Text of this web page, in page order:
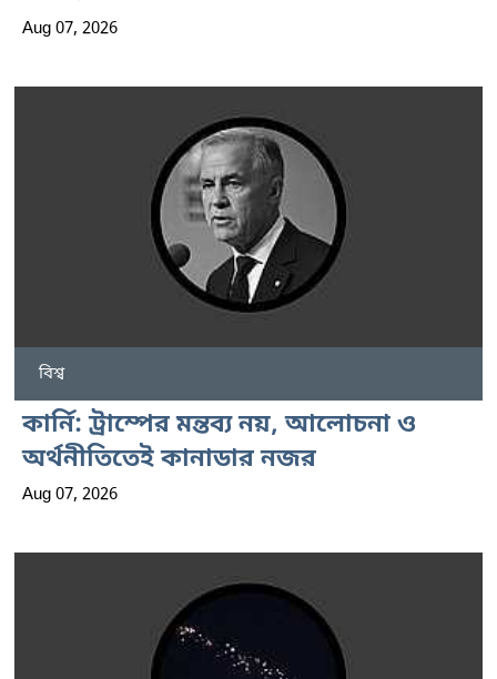
Aug 07, 2026
বিশ্ব
কার্নি: ট্রাম্পের মন্তব্য নয়, আলোচনা ও
অর্থনীতিতেই কানাডার নজর
Aug 07, 2026